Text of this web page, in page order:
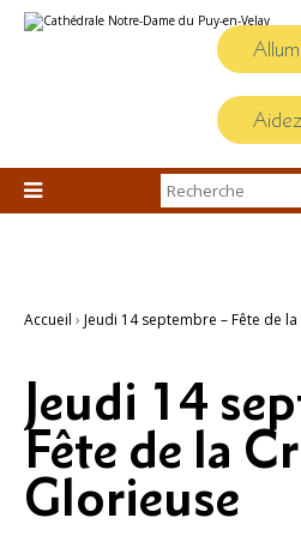
au
personnels

Chercher par
Recherche
Accueil › Jeudi 14 septembre – Fête de
Jeudi 14
Fête de la
Glorieuse